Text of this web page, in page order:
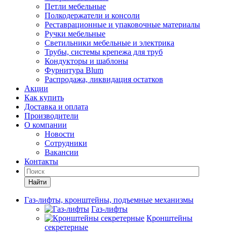
Петли мебельные
Полкодержатели и консоли
Реставрационные и упаковочные материалы
Ручки мебельные
Светильники мебельные и электрика
Трубы, системы крепежа для труб
Кондукторы и шаблоны
Фурнитура Blum
Распродажа, ликвидация остатков
Акции
Как купить
Доставка и оплата
Производители
О компании
Новости
Сотрудники
Вакансии
Контакты
Найти
Газ-лифты, кронштейны, подъемные механизмы
Газ-лифты
Кронштейны
секретерные